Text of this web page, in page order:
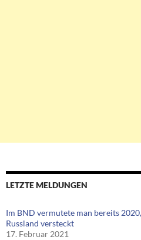
LETZTE MELDUNGEN
Im BND vermutete man bereits
Russland versteckt
17. Februar 2021